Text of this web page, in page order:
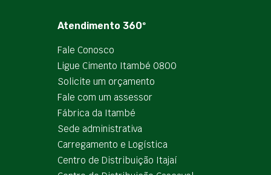
Atendimento 360º
Fale Conosco
Ligue Cimento Itambé 0800
Solicite um orçamento
Fale com um assessor
Fábrica da Itambé
Sede administrativa
Carregamento e Logística
Centro de Distribuição Itajaí